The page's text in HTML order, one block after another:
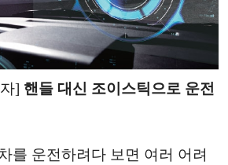
] 핸들 대신 조이스틱으로 운전
를 운전하려다 보면 여러 어려